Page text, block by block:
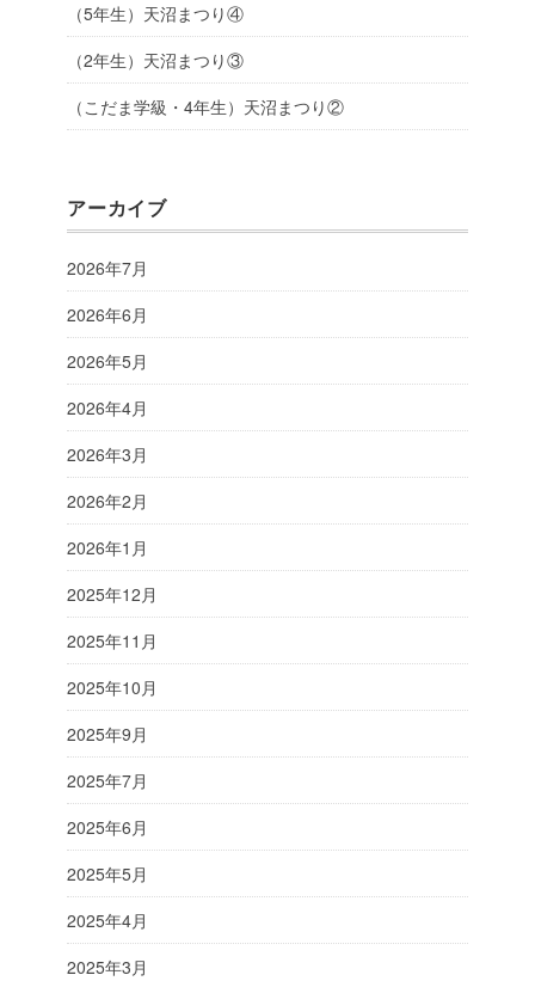
（5年生）天沼まつり④
（2年生）天沼まつり③
（こだま学級・4年生）天沼まつり②
アーカイブ
2026年7月
2026年6月
2026年5月
2026年4月
2026年3月
2026年2月
2026年1月
2025年12月
2025年11月
2025年10月
2025年9月
2025年7月
2025年6月
2025年5月
2025年4月
2025年3月